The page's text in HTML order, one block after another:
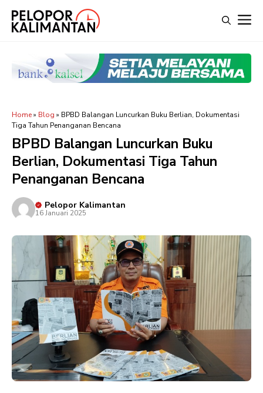
Home» Blog » BPBD Balangan Luncurkan Buku Berlian, Dokumentasi
Tiga Tahun Penanganan Bencana
BPBD Balangan Luncurkan Buku
Berlian, Dokumentasi Tiga Tahun
Penanganan Bencana
Pelopor Kalimantan
16 Januari 2025